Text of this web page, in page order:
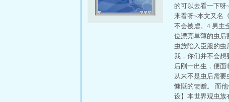
的可以去看一下
来看呀~本文又名
不会被虐。4.男主
位漂亮单薄的虫后
虫族陷入臣服的
我，你们并不会想
后刚一出生，便面
从来不是虫后需
慷慨的馈赠。 而
设】本世界观虫族